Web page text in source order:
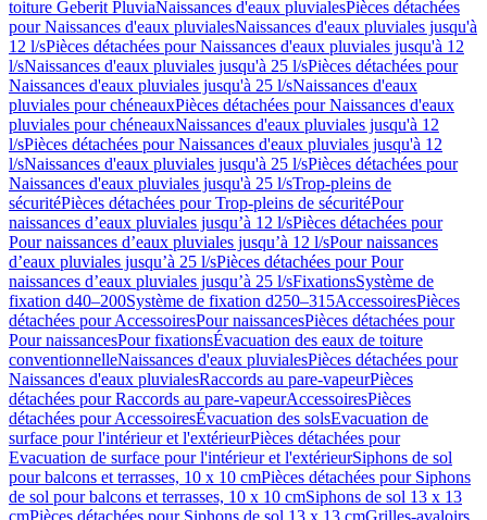
toiture Geberit PluviaNaissances d'eaux pluvialesPièces détachées
pour Naissances d'eaux pluvialesNaissances d'eaux pluviales jusqu'à
12 l/sPièces détachées pour Naissances d'eaux pluviales jusqu'à 12
l/sNaissances d'eaux pluviales jusqu'à 25 l/sPièces détachées pour
Naissances d'eaux pluviales jusqu'à 25 l/sNaissances d'eaux
pluviales pour chéneauxPièces détachées pour Naissances d'eaux
pluviales pour chéneauxNaissances d'eaux pluviales jusqu'à 12
l/sPièces détachées pour Naissances d'eaux pluviales jusqu'à 12
l/sNaissances d'eaux pluviales jusqu'à 25 l/sPièces détachées pour
Naissances d'eaux pluviales jusqu'à 25 l/sTrop-pleins de
sécuritéPièces détachées pour Trop-pleins de sécuritéPour
naissances d’eaux pluviales jusqu’à 12 l/sPièces détachées pour
Pour naissances d’eaux pluviales jusqu’à 12 l/sPour naissances
d’eaux pluviales jusqu’à 25 l/sPièces détachées pour Pour
naissances d’eaux pluviales jusqu’à 25 l/sFixationsSystème de
fixation d40–200Système de fixation d250–315AccessoiresPièces
détachées pour AccessoiresPour naissancesPièces détachées pour
Pour naissancesPour fixationsÉvacuation des eaux de toiture
conventionnelleNaissances d'eaux pluvialesPièces détachées pour
Naissances d'eaux pluvialesRaccords au pare-vapeurPièces
détachées pour Raccords au pare-vapeurAccessoiresPièces
détachées pour AccessoiresÉvacuation des solsEvacuation de
surface pour l'intérieur et l'extérieurPièces détachées pour
Evacuation de surface pour l'intérieur et l'extérieurSiphons de sol
pour balcons et terrasses, 10 x 10 cmPièces détachées pour Siphons
de sol pour balcons et terrasses, 10 x 10 cmSiphons de sol 13 x 13
cmPièces détachées pour Siphons de sol 13 x 13 cmGrilles-avaloirs